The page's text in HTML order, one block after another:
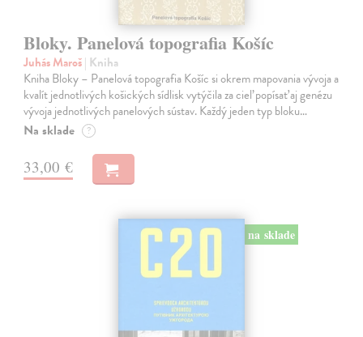
Bloky. Panelová topografia Košíc
Juhás Maroš| Kniha
Kniha Bloky – Panelová topografia Košíc si okrem mapovania vývoja a
kvalít jednotlivých košických sídlisk vytýčila za cieľ popísať aj genézu
vývoja jednotlivých panelových sústav. Každý jeden typ bloku…
Na sklade ?
33,00 €
na sklade